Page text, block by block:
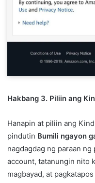
Hakbang 3. Piliin ang
Hanapin at piliin ang
pindutin Bumili ngayon
nagdagdag ng paraan ng
account, tatanungin nito
magbayad, at